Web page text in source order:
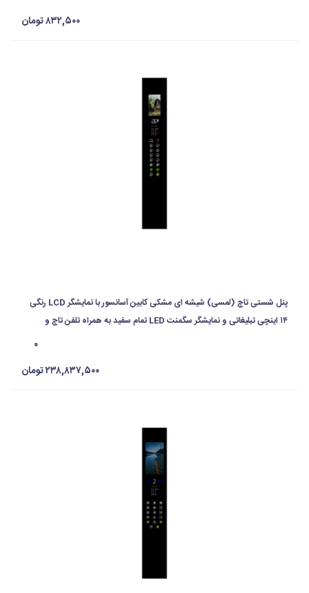
۸۳۲,۵۰۰ تومان
پنل شستی تاچ (لمسی) شیشه ای مشکی کابین آسانسور با نمایشگر LCD رنگی
۱۴ اینچی تبلیغاتی و نمایشگر سگمنت LED تمام سفید به همراه تلفن تاچ و
۰
۲۳۸,۸۳۷,۵۰۰ تومان